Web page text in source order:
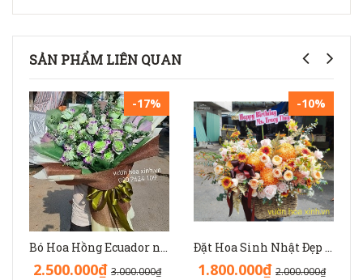
SẢN PHẨM LIÊN QUAN
-17%
Bó Hoa Hồng Ecuador nhập độc lạ sinh nhật - HB1141
2.500.000₫ 3.000.000₫
-10%
Đặt Hoa Sinh Nhật Đẹp Sang Trọng: Lẵng Hoa Màu Nâu(Nude) - GH1093
1.800.000₫ 2.000.000₫